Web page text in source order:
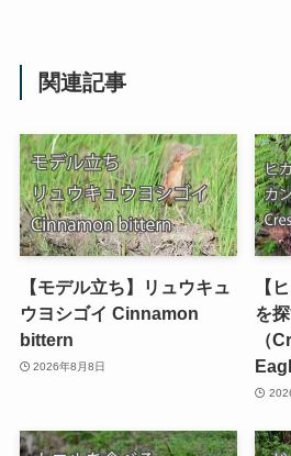
関連記事
【モデル立ち】リュウキュ
ウヨシゴイ Cinnamon
bittern
2026年8月8日
【
を
（